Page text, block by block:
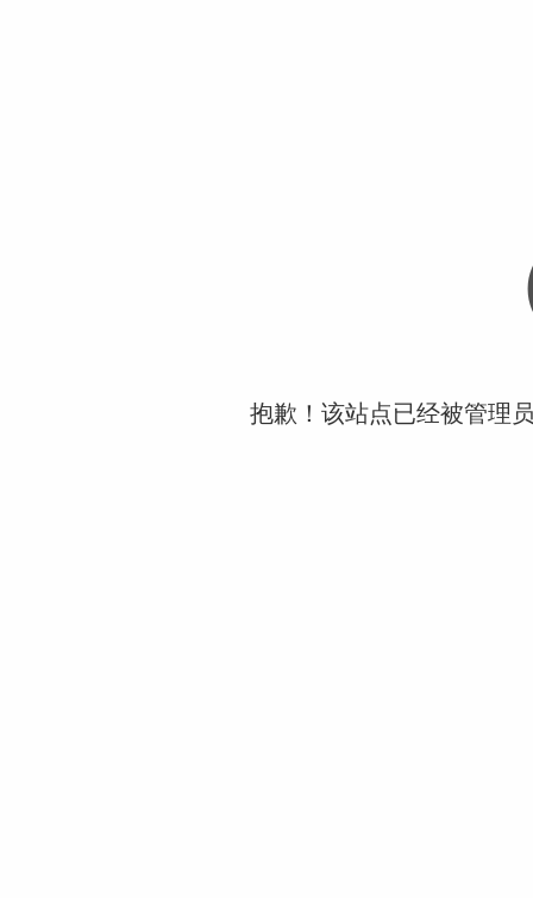
抱歉！该站点已经被管理